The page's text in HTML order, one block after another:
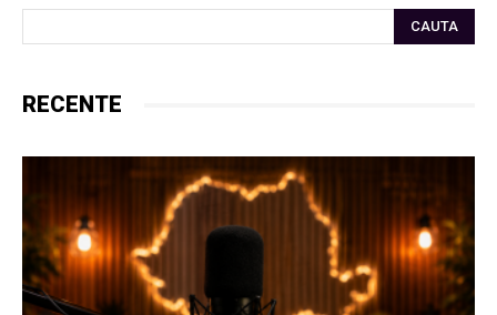
CAUTA
RECENTE